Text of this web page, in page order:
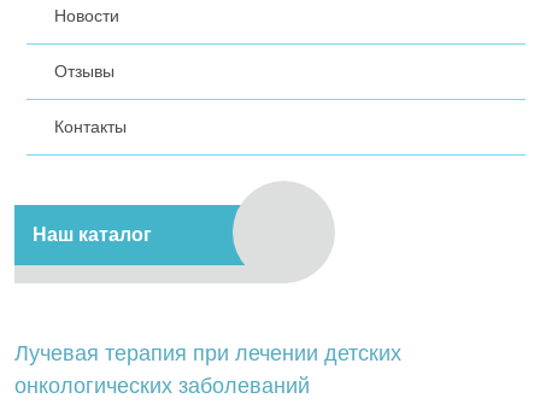
Новости
Отзывы
Контакты
Наш каталог
Лучевая терапия при лечении детских
онкологических заболеваний